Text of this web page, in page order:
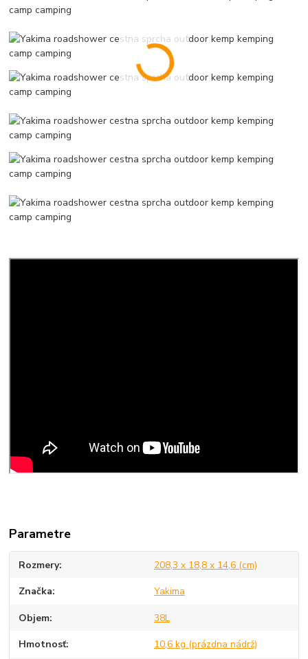
Parametre
Rozmery 208,3 x 18,8 x 14,6 (cm)
Značka Yakima
Objem 38L
Hmotnosť 10,6 kg (prázdna nádrž)